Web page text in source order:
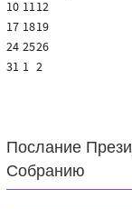
10 1112
17 1819
24 2526
31 1 2
Послание
Собранию